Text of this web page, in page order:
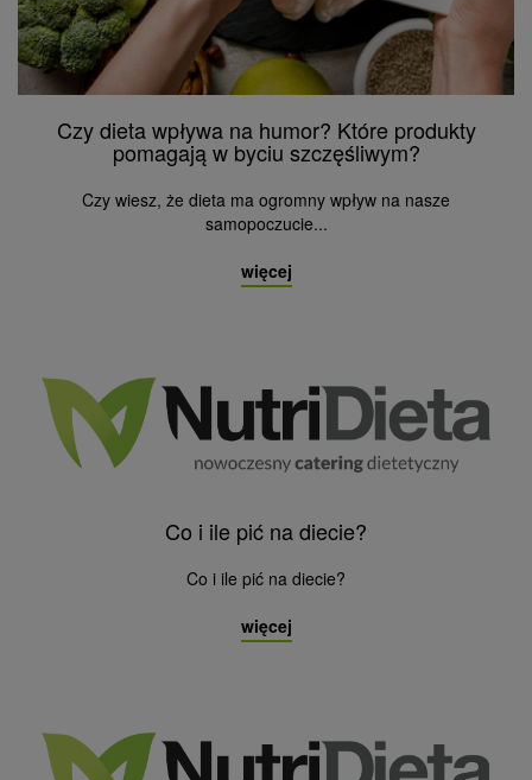
Czy dieta wpływa na humor? Które produkty
pomagają w byciu szczęśliwym?
Czy wiesz, że dieta ma ogromny wpływ na nasze
samopoczucie...
więcej
Co i ile pić na diecie?
Co i ile pić na diecie?
więcej